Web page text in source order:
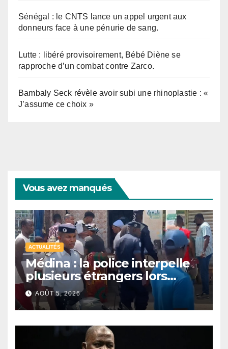
Sénégal : le CNTS lance un appel urgent aux
donneurs face à une pénurie de sang.
Lutte : libéré provisoirement, Bébé Diène se
rapproche d’un combat contre Zarco.
Bambaly Seck révèle avoir subi une rhinoplastie : «
J’assume ce choix »
Vous avez manqués
ACTUALITÉS
Médina : la police interpelle
plusieurs étrangers lors
d’une opération de
sécurisation
AOÛT 5, 2026